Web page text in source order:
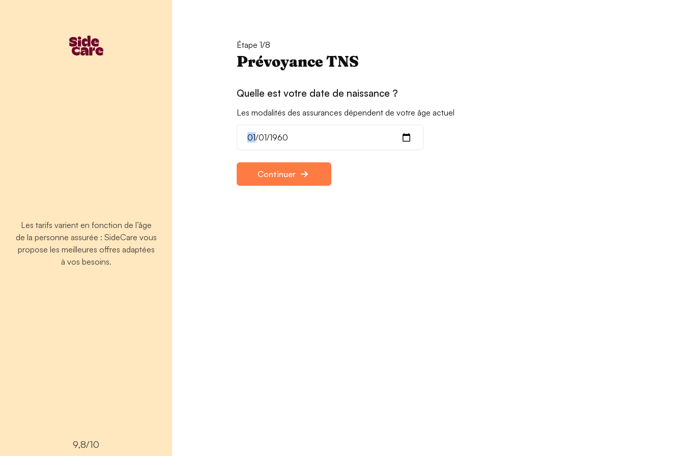
Les tarifs varient en fonction de l’âge
de la personne assurée : SideCare vous
propose les meilleures offres adaptées
à vos besoins.
9,8/10
Étape 1/8
Prévoyance TNS
Quelle est votre date de naissance ?
Les modalités des assurances dépendent de votre âge actuel
Continuer